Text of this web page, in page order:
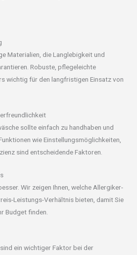
Materialien, die Langlebigkeit und
Robuste, pflegeleichte
wichtig für den langfristigen Einsatz von
sollte einfach zu handhaben und
wie Einstellungsmöglichkeiten,
sind entscheidende Faktoren.
Wir zeigen Ihnen, welche Allergiker-
Leistungs-Verhältnis bieten, damit Sie
Budget finden.
ein wichtiger Faktor bei der